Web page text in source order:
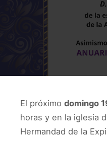
El próximo domingo
horas y en la iglesia
Hermandad de la